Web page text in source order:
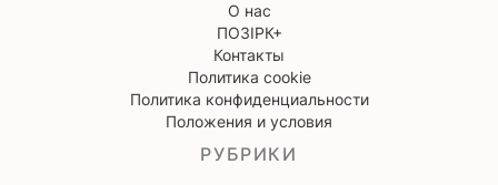
О нас
ПОЗІРК+
Контакты
Политика cookie
Политика конфиденциальности
Положения и условия
РУБРИКИ